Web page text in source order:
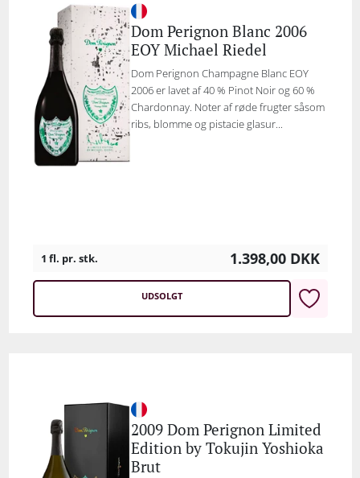
Dom Perignon Blanc 2006
EOY Michael Riedel
Dom Perignon Champagne Blanc EOY
2006 er lavet af 40 % Pinot Noir og 60 %
Chardonnay. Noter af røde frugter såsom
ribs, blomme og pistacie glasur...
1 fl. pr. stk. 1.398,00 DKK
UDSOLGT
2009 Dom Perignon Limited
Edition by Tokujin Yoshioka
Brut